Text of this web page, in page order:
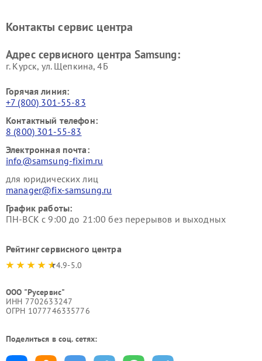
Контакты сервис центра
Адрес сервисного центра Samsung:
г. Курск, ул. Щепкина, 4Б
Горячая линия:
+7 (800) 301-55-83
Контактный телефон:
8 (800) 301-55-83
Электронная почта:
info@samsung-fixim.ru
для юридических лиц
manager@fix-samsung.ru
График работы:
ПН-ВСК с 9:00 до 21:00 без перерывов и выходных
Рейтинг сервисного центра
4.9-5.0
ООО "Русервис"
ИНН 7702633247
ОГРН 1077746335776
Поделиться в соц. сетях: